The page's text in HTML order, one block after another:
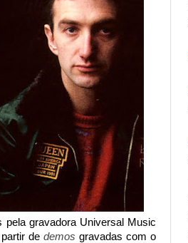
gravadora Universal Music
partir dedemos gravadas com o